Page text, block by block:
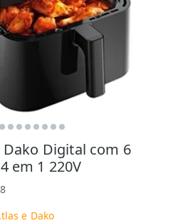
Digital com 6
em 1 220V
e Dako